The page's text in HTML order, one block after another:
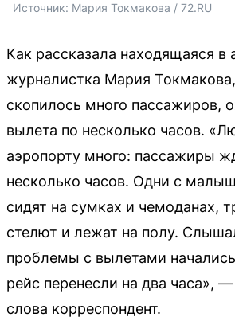
Источник: Мария Токмакова / 72.RU
Как рассказала находящаяся в
журналистка Мария
скопилось много пассажиров,
вылета по несколько часов.
аэропорту много: пассажиры
несколько часов. Одни с
сидят на сумках и чемоданах,
стелют и лежат на полу.
проблемы с вылетами
рейс перенесли на два часа»,
слова корреспондент.